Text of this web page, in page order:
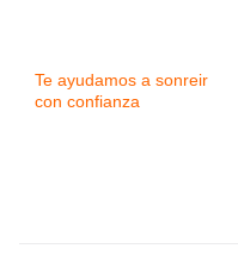
Te ayudamos a sonreir
con confianza